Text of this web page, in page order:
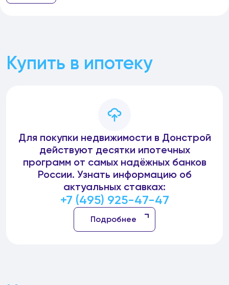
Купить в ипотеку
Для покупки недвижимости в Донстрой
действуют десятки ипотечных
программ от самых надёжных банков
России. Узнать информацию об
актуальных ставках:
+7 (495) 925-47-47
Подробнее